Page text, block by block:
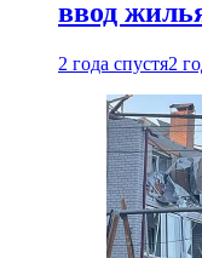
ввод
2 года спустя2